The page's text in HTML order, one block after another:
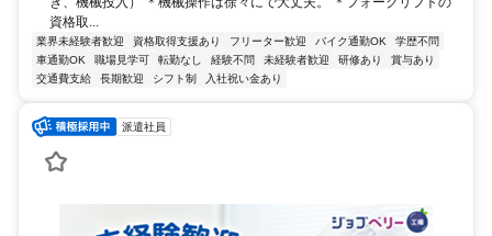
資格取...
業界未経験者歓迎 資格取得支援あり フリーター歓迎 バイク通勤OK
学歴不問
車通勤OK
職場見学可 転勤なし 経験不問 未経験者歓迎 研修あり
賞与あり
交通費支給
長期歓迎 シフト制 入社祝い金あり
派遣社員